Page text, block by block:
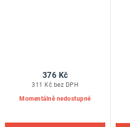
Momentálně nedostupné
311 Kč bez DPH
376 Kč